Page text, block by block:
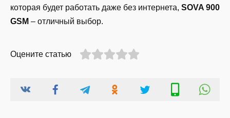
которая будет работать даже без интернета, SOVA 900
GSM – отличный выбор.
Оцените статью